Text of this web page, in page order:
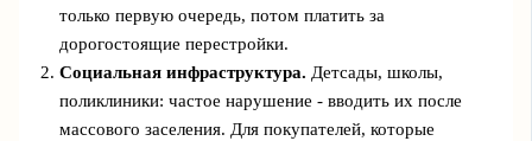
только первую очередь, потом платить за
дорогостоящие перестройки.
Социальная инфраструктура. Детсады, школы,
поликлиники: частое нарушение - вводить их после
массового заселения. Для покупателей, которые